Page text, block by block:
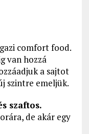
comfort food.
van hozzá
a sajtot
szintre emeljük.
szaftos.
de akár egy